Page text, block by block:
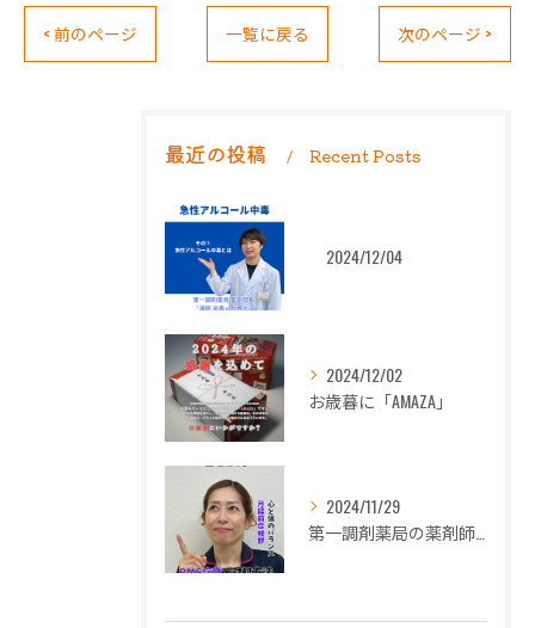
< 前のページ 一覧に戻る 次のページ >
最近の投稿 Recent Posts
2024/12/04
2024/12/02
お歳暮に「AMAZA」
2024/11/29